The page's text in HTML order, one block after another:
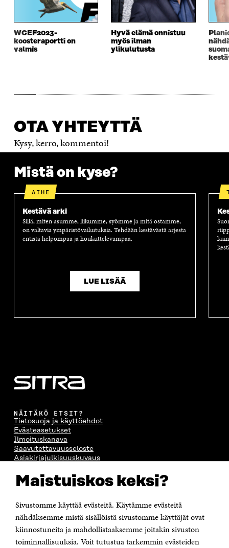
Maistuiskos keksi?
Sivustomme käyttää evästeitä. Käytämme evästeitä
nähdäksemme mistä sisällöistä sivustomme käyttäjät ovat
kiinnostuneita ja mahdollistaaksemme joitakin sivuston
toiminnallisuuksia. Voit tutustua tarkemmin evästeiden
WCEF2023-
koosteraportti on
valmis
Hyvä elämä onnistuu
myös ilman
ylikulutusta
OTA YHTEYTTÄ
Kysy, kerro, kommentoi!
Mistä on kyse?
AIHE
Kestävä arki
Sillä, miten asumme, liikumme, syömme ja mitä ostamme,
on valtavia ympäristövaikutuksia. Tehdään kestävästä arjesta
entistä helpompaa ja houkuttelevampaa.
LUE LISÄÄ
NÄITÄKÖ ETSIT?
Tietosuoja ja käyttöehdot
Evästeasetukset
Ilmoituskanava
Saavutettavuusseloste
Asiakirjajulkisuuskuvaus
Suomen itsenäisyyden juhlarahasto Sitra
Itämerenkatu 11-13, PL 160,
00181 Helsinki
Puhelin +358 294 618 991